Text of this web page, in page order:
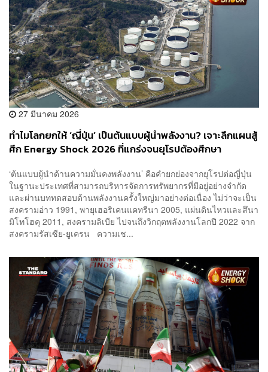
27 มีนาคม 2026
ทำไมโลกยกให้ ‘ญี่ปุ่น’ เป็นต้นแบบผู้นำพลังงาน? เจาะลึกแผนสู้
ศึก Energy Shock 2026 ที่แกร่งจนยุโรปต้องศึกษา
‘ต้นแบบผู้นำด้านความมั่นคงพลังงาน’ คือคำยกย่องจากยุโรปต่อญี่ปุ่น
ในฐานะประเทศที่สามารถบริหารจัดการทรัพยากรที่มีอยู่อย่างจำกัด
และผ่านบททดสอบด้านพลังงานครั้งใหญ่มาอย่างต่อเนื่อง ไม่ว่าจะเป็น
สงครามอ่าว 1991, พายุเฮอริเคนแคทรีนา 2005, แผ่นดินไหวและสึนา
มิโทโฮคุ 2011, สงครามลิเบีย ไปจนถึงวิกฤตพลังงานโลกปี 2022 จาก
สงครามรัสเซีย-ยูเครน ความเช...